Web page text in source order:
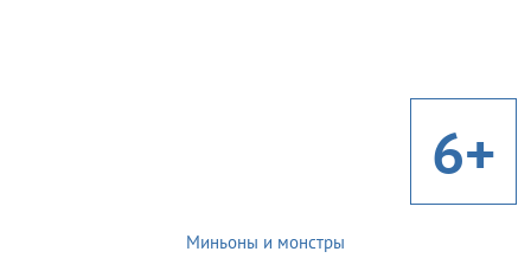
6+
Миньоны и монстры